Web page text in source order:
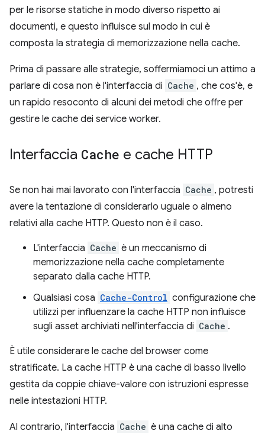
per le risorse statiche in modo diverso rispetto ai
documenti, e questo influisce sul modo in cui è
composta la strategia di memorizzazione nella cache.
Prima di passare alle strategie, soffermiamoci un attimo a
parlare di cosa non è l'interfaccia di Cache , che cos'è, e
un rapido resoconto di alcuni dei metodi che offre per
gestire le cache dei service worker.
Interfaccia Cache e cache HTTP
Se non hai mai lavorato con l'interfaccia Cache , potresti
avere la tentazione di considerarlo uguale o almeno
relativi alla cache HTTP. Questo non è il caso.
L'interfaccia Cache è un meccanismo di
memorizzazione nella cache completamente
separato dalla cache HTTP.
Qualsiasi cosa Cache-Control configurazione che
utilizzi per influenzare la cache HTTP non influisce
sugli asset archiviati nell'interfaccia di Cache .
È utile considerare le cache del browser come
stratificate. La cache HTTP è una cache di basso livello
gestita da coppie chiave-valore con istruzioni espresse
nelle intestazioni HTTP.
Al contrario, l'interfaccia Cache è una cache di alto